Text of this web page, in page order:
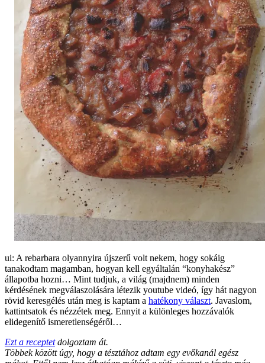
ui: A rebarbara olyannyira újszerű volt nekem, hogy sokáig
tanakodtam magamban, hogyan kell egyáltalán “konyhakész”
állapotba hozni… Mint tudjuk, a világ (majdnem) minden
kérdésének megválaszolására létezik youtube videó, így hát nagyon
rövid keresgélés után meg is kaptam a hatékony választ. Javaslom,
kattintsatok és nézzétek meg. Ennyit a különleges hozzávalók
elidegenítő ismeretlenségéről…
Ezt a receptetdolgoztam át.
Többek között úgy, hogy a tésztához adtam egy evőkanál egész